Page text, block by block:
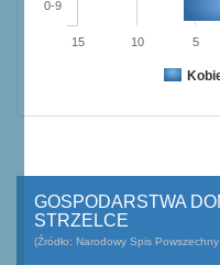
0-9
15 10 5
GOSPODARSTWA
STRZELCE
(Źródło: Narodowy Spis